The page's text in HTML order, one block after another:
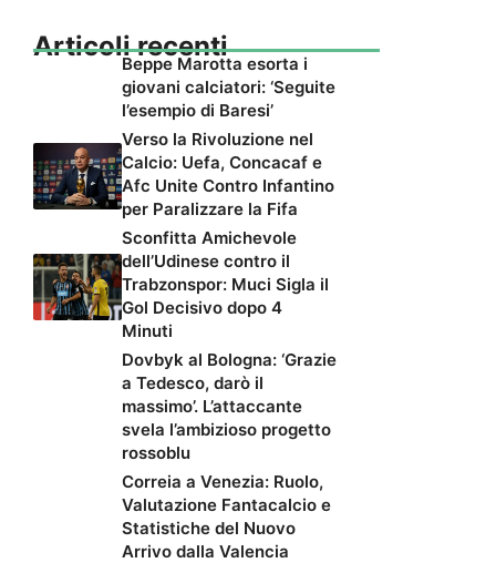
Articoli recenti
Beppe Marotta esorta i
giovani calciatori: ‘Seguite
l’esempio di Baresi’
Verso la Rivoluzione nel
Calcio: Uefa, Concacaf e
Afc Unite Contro Infantino
per Paralizzare la Fifa
Sconfitta Amichevole
dell’Udinese contro il
Trabzonspor: Muci Sigla il
Gol Decisivo dopo 4
Minuti
Dovbyk al Bologna: ‘Grazie
a Tedesco, darò il
massimo’. L’attaccante
svela l’ambizioso progetto
rossoblu
Correia a Venezia: Ruolo,
Valutazione Fantacalcio e
Statistiche del Nuovo
Arrivo dalla Valencia